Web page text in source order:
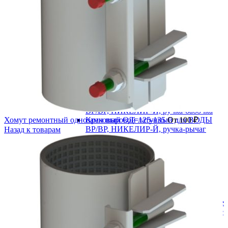
Задвижка 30ч39р с обрезиненным клином
Задвижка клиновая 30ч6бр
Краны шаровые
Краны шаровые латунные
Кран шаровой латунный для ВОДЫ
ВР/ВР, НИКЕЛИР-Й, ручка-бабочка
Кран шаровой латунный для ВОДЫ
ВР/ВР, НИКЕЛИР-Й, ручка-рычаг
Кран шаровой латунный для ВОДЫ
ВР/НР, НИКЕЛИР-Й, ручка-бабочка
Кран шаровой латунный для ВОДЫ
ВР/НР, НИКЕЛИР-Й, ручка-рычаг
Стальные
Краны шаровые полнопроходные
Краны шаровые редуцированные
Хомут ремонтный однозамковый ОД=125-135От100₽
Назад к товарам